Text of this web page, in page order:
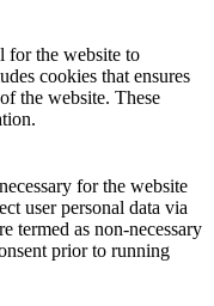
for the website to
cookies that ensures
the website. These
for the website
user personal data via
termed as non-necessary
prior to running